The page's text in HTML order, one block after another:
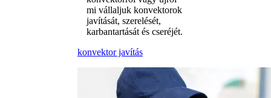
mi vállaljuk konvektorok
javítását, szerelését,
karbantartását és cseréjét.
konvektor javítás